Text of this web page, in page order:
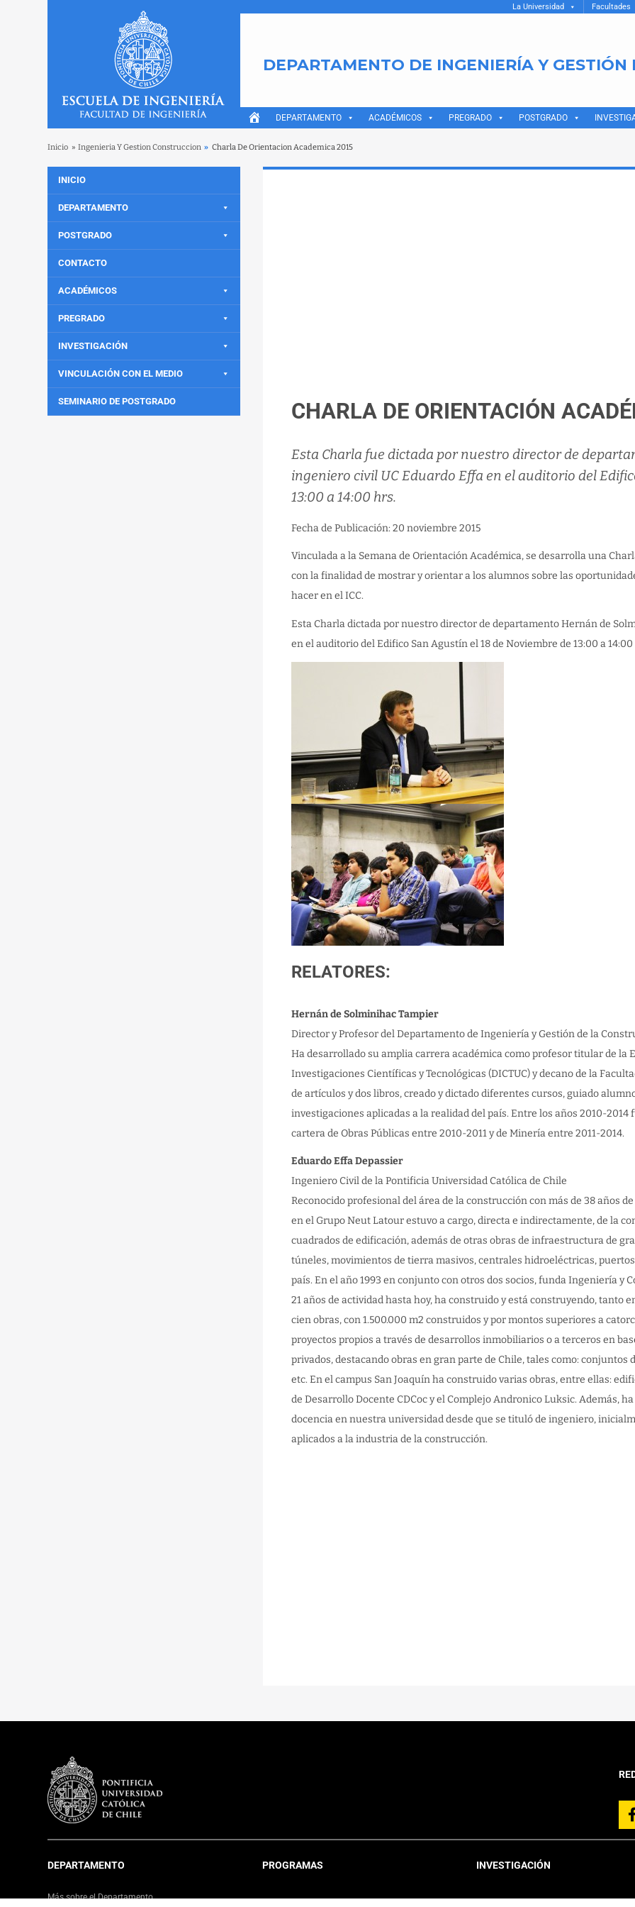
La Universidad Facultades
DEPARTAMENTO DE INGENIERÍA Y GESTIÓN
DEPARTAMENTO ACADÉMICOS PREGRADO POSTGRADO
Inicio » Ingenieria Y Gestion Construccion » Charla De Orientacion Academica 2015
INICIO
DEPARTAMENTO
POSTGRADO
CONTACTO
ACADÉMICOS
PREGRADO
INVESTIGACIÓN
VINCULACIÓN CON EL MEDIO
SEMINARIO DE POSTGRADO CHARLA DE ORIENTACIÓN
Esta Charla fue dictada por nuestro director de
ingeniero civil UC Eduardo Effa en el auditorio del
13:00 a 14:00 hrs.
Fecha de Publicación: 20 noviembre 2015
Vinculada a la Semana de Orientación Académica, se desarrolla una
con la finalidad de mostrar y orientar a los alumnos sobre las
hacer en el ICC.
Esta Charla dictada por nuestro director de departamento Hernán de
en el auditorio del Edifico San Agustín el 18 de Noviembre de 13:00 a
RELATORES:
Hernán de Solminihac Tampier
Director y Profesor del Departamento de Ingeniería y Gestión de la
Ha desarrollado su amplia carrera académica como profesor titular de la
Investigaciones Científicas y Tecnológicas (DICTUC) y decano de la
de artículos y dos libros, creado y dictado diferentes cursos, guiado
investigaciones aplicadas a la realidad del país. Entre los años 2010-
cartera de Obras Públicas entre 2010-2011 y de Minería entre 2011-2014.
Eduardo Effa Depassier
Ingeniero Civil de la Pontificia Universidad Católica de Chile
Reconocido profesional del área de la construcción con más de 38 años
en el Grupo Neut Latour estuvo a cargo, directa e indirectamente, de la
cuadrados de edificación, además de otras obras de infraestructura de
túneles, movimientos de tierra masivos, centrales hidroeléctricas,
país. En el año 1993 en conjunto con otros dos socios, funda Ingeniería y
21 años de actividad hasta hoy, ha construido y está construyendo, tanto
cien obras, con 1.500.000 m2 construidos y por montos superiores a
proyectos propios a través de desarrollos inmobiliarios o a terceros en
privados, destacando obras en gran parte de Chile, tales como: conjuntos
etc. En el campus San Joaquín ha construido varias obras, entre ellas:
de Desarrollo Docente CDCoc y el Complejo Andronico Luksic. Además,
docencia en nuestra universidad desde que se tituló de ingeniero,
aplicados a la industria de la construcción.
DEPARTAMENTO
Más sobre el Departamento
PROGRAMAS INVESTIGACIÓN